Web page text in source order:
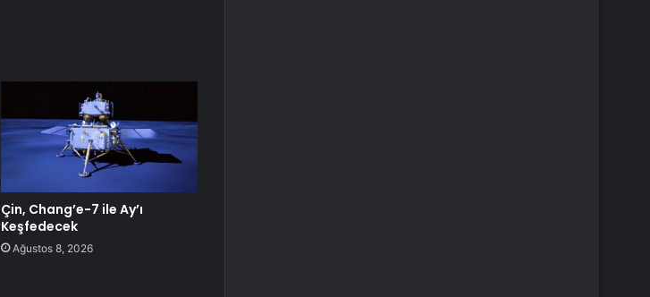
Çin, Chang’e-7 ile Ay’ı
Keşfedecek
Ağustos 8, 2026